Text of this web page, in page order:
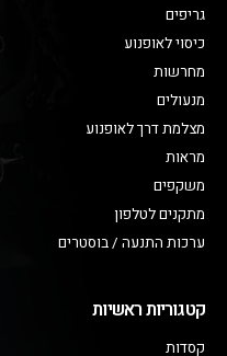
גריפים
כיסוי לאופנוע
מחרשות
מנעולים
מצלמת דרך לאופנוע
מראות
משקפים
מתקנים לטלפון
ערכות התנעה / בוסטרים
קטגוריות ראשיות
קסדות